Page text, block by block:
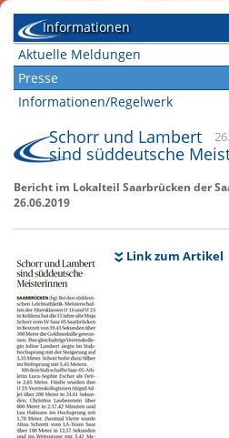
Informationen
Aktuelle Meldungen
Presse
Informationen/Regelwerk
Schorr und Lambert
sind süddeutsche
Bericht im Lokalteil Saarbrücken der
26.06.2019
Link zum Artikel